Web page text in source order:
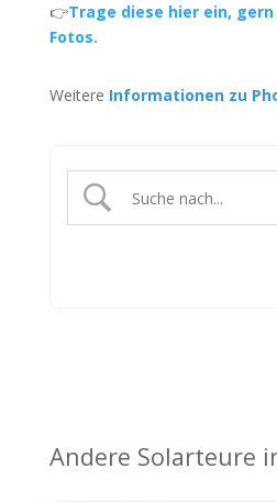
👉Trage diese hier ein,
Fotos.
Weitere Informationen zu
Andere Solarteure